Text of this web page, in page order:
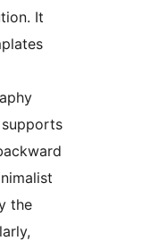
It
the